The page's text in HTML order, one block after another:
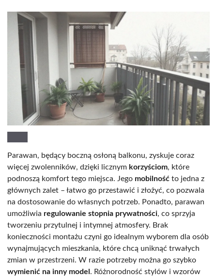
Parawan, będący boczną osłoną balkonu, zyskuje coraz
więcej zwolenników, dzięki licznym korzyściom, które
podnoszą komfort tego miejsca. Jego mobilność to jedna z
głównych zalet – łatwo go przestawić i złożyć, co pozwala
na dostosowanie do własnych potrzeb. Ponadto, parawan
umożliwia regulowanie stopnia prywatności, co sprzyja
tworzeniu przytulnej i intymnej atmosfery. Brak
konieczności montażu czyni go idealnym wyborem dla osób
wynajmujących mieszkania, które chcą uniknąć trwałych
zmian w przestrzeni. W razie potrzeby można go szybko
wymienić na inny model . Różnorodność stylów i wzorów